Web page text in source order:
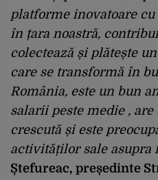
platforme inovatoare
în țara noastră,
colectează și plătește
care se transformă în
România, este un bun
salarii peste medie ,
crescută și este
activităților sale asupra
Ștefureac, președinte